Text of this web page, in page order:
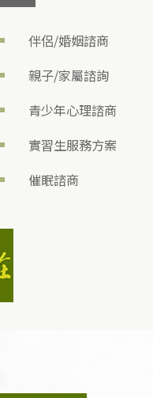
伴侶/婚姻諮商
親子/家屬諮詢
青少年心理諮商
實習生服務方案
催眠諮商